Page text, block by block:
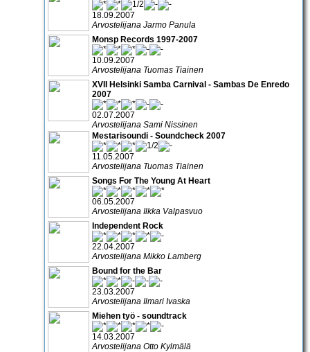
18.09.2007
Arvostelijana Jarmo Panula
Monsp Records 1997-2007
10.09.2007
Arvostelijana Tuomas Tiainen
XVII Helsinki Samba Carnival - Sambas De Enredo
2007
02.07.2007
Arvostelijana Sami Nissinen
Mestarisoundi - Soundcheck 2007
11.05.2007
Arvostelijana Tuomas Tiainen
Songs For The Young At Heart
06.05.2007
Arvostelijana Ilkka Valpasvuo
Independent Rock
22.04.2007
Arvostelijana Mikko Lamberg
Bound for the Bar
23.03.2007
Arvostelijana Ilmari Ivaska
Miehen työ - soundtrack
14.03.2007
Arvostelijana Otto Kylmälä